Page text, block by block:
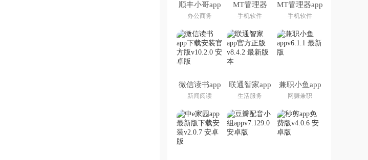
顺丰小哥app
下载
办公商务
MT管理器
2026官方最
新版本
手机软件
MT管理器app
官方版下载
手机软件
微信读书app
下载安装官方
版
新闻阅读
联通智家app
官方正版
生活服务
兼职小鱼app
网赚兼职